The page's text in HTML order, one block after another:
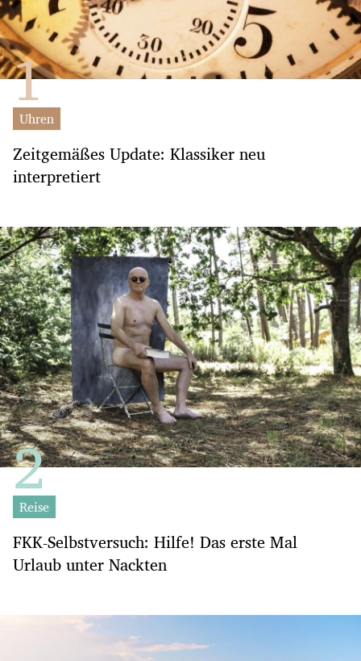
Uhren
Zeitgemäßes Update: Klassiker neu
interpretiert
Reise
FKK-Selbstversuch: Hilfe! Das erste Mal
Urlaub unter Nackten